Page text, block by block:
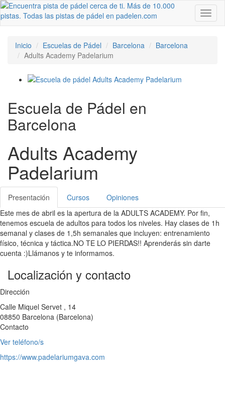
Inicio Escuelas de Pádel Barcelona
Barcelona
Adults Academy Padelarium
Escuela de Pádel en
Barcelona
Adults Academy
Padelarium
Presentación Cursos
Opiniones
Este mes de abril es la apertura de la ADULTS ACADEMY. Por fin,
tenemos escuela de adultos para todos los niveles. Hay clases de 1h
semanal y clases de 1,5h semanales que incluyen: entrenamiento
físico, técnica y táctica.NO TE LO PIERDAS!! Aprenderás sin darte
cuenta :)Llámanos y te informamos.
Localización y contacto
Dirección
Calle Miquel Servet , 14
08850 Barcelona (Barcelona)
Contacto
Ver teléfono/s
https://www.padelariumgava.com